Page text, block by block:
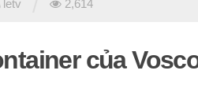
letv 2,614
của